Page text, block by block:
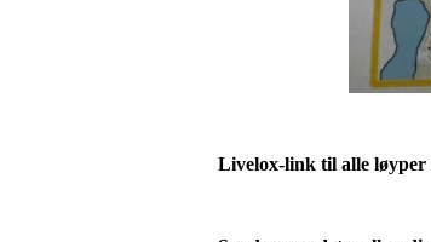
Livelox-link til alle løyper